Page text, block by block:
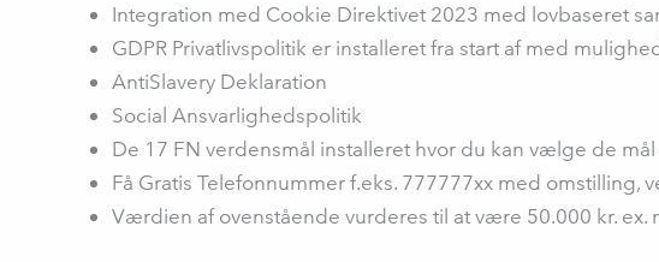
Integration med Cookie Direktivet 2023 med lovbaseret
GDPR Privatlivspolitik er installeret fra start af med
AntiSlavery Deklaration
Social Ansvarlighedspolitik
De 17 FN verdensmål installeret hvor du kan vælge de
Få Gratis Telefonnummer f.eks. 777777xx med
Værdien af ovenstående vurderes til at være 50.000 kr. ex.